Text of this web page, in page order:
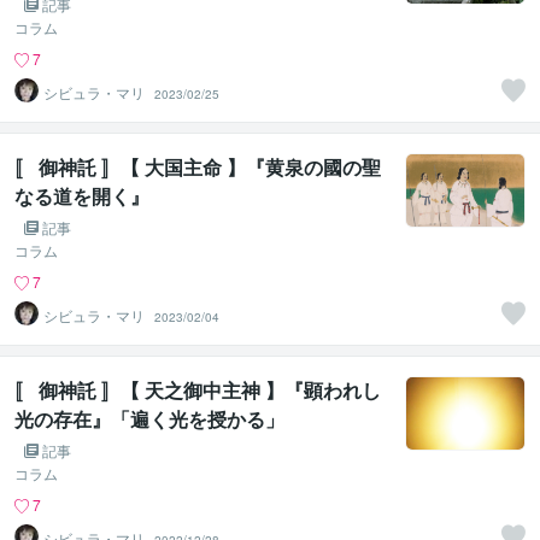
記事
コラム
7
シビュラ・マリ
2023/02/25
〚 御神託 〛【 大国主命 】『黄泉の國の聖
なる道を開く』
記事
コラム
7
シビュラ・マリ
2023/02/04
〚 御神託 〛【 天之御中主神 】『顕われし
光の存在』「遍く光を授かる」
記事
コラム
7